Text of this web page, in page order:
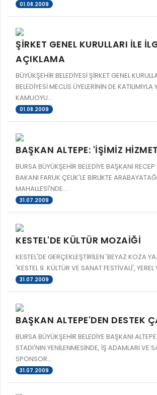
01.08.2009
ŞİRKET GENEL KURULLARI İLE
AÇIKLAMA
BÜYÜKŞEHİR BELEDİYESİ ŞİRKET GENEL
BELEDİYESİ MECLİS ÜYELERİNİN DE KATILIMIYLA
KAMUOYU...
01.08.2009
BAŞKAN ALTEPE: 'İŞİMİZ
BURSA BÜYÜKŞEHİR BELEDİYE BAŞKANI RECEP
BAKANI FARUK ÇELİK'LE BİRLİKTE ARABAYATAĞI
MAHALLESİ'NDE...
31.07.2009
KESTEL'DE KÜLTÜR MOZAİĞİ
KESTEL'DE GERÇEKLEŞTİRİLEN 'BEYAZ KOZA
'KESTEL 9. KÜLTÜR VE SANAT FESTİVALİ', YEREL
31.07.2009
BAŞKAN ALTEPE'DEN DESTEK
BURSA BÜYÜKŞEHİR BELEDİYE BAŞKANI
STADI'NIN YENİLENMESİNDE, İŞ ADAMLARI VE
SPONSOR...
31.07.2009